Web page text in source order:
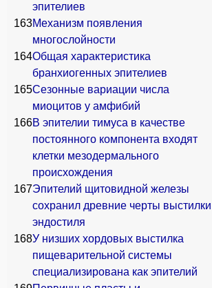
эпителиев
163Механизм появления
многослойности
164Общая характеристика
бранхиогенных эпителиев
165Сезонные вариации числа
миоцитов у амфибий
166В эпителии тимуса в качестве
постоянного компонента входят
клетки мезодермального
происхождения
167Эпителий щитовидной железы
сохранил древние черты выстилки
эндостиля
168У низших хордовых выстилка
пищеварительной системы
специализирована как эпителий